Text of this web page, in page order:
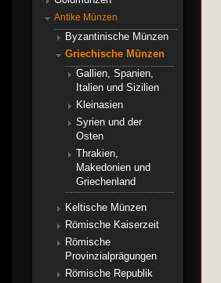
Antike Münzen
Byzantinische Münzen
Griechische Münzen
Gallien, Spanien,
Italien und Sizilien
Kleinasien
Syrien und der
Osten
Thrakien,
Makedonien und
Griechenland
Keltische Münzen
Römische Kaiserzeit
Römische
Provinzialprägungen
Römische Republik